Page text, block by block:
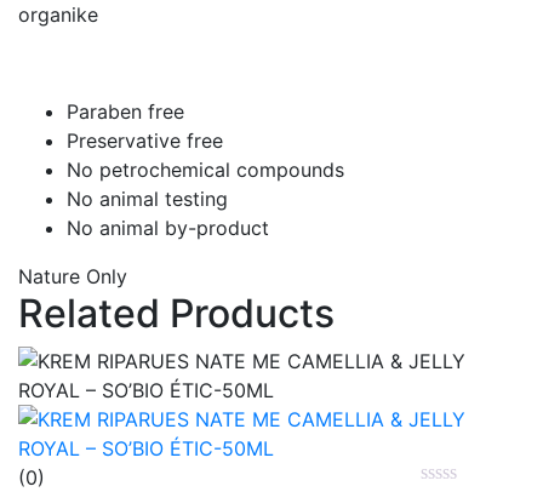
organike
Paraben free
Preservative free
No petrochemical compounds
No animal testing
No animal by-product
Nature Only
Related Products
(0)